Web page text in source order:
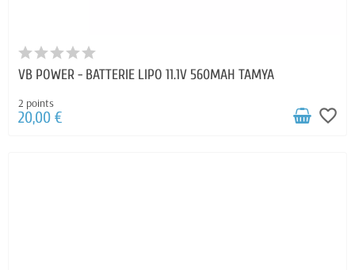
VB POWER - BATTERIE LIPO 11.1V 560MAH TAMYA
2 points
20,00 € favorite_border